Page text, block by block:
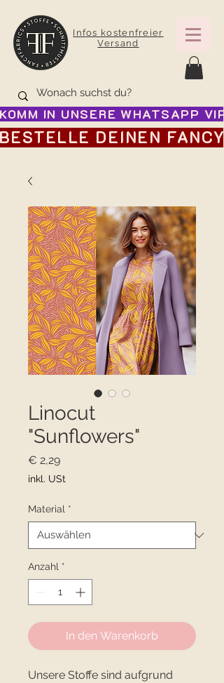
Infos kostenfreier
Versand
KOMM IN UNSERE WHATSAPP
BESTELLE DEINEN
Linocut
"Sunflowers"
€ 2,29Preis
inkl. USt
Material *
Anzahl *
In den Warenkorb
Unsere Stoffe sind aufgrund